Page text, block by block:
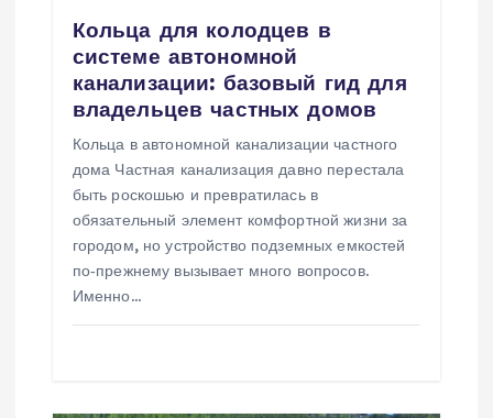
Кольца для колодцев в
системе автономной
канализации: базовый гид для
владельцев частных домов
Кольца в автономной канализации частного
дома Частная канализация давно перестала
быть роскошью и превратилась в
обязательный элемент комфортной жизни за
городом, но устройство подземных емкостей
по‑прежнему вызывает много вопросов.
Именно…